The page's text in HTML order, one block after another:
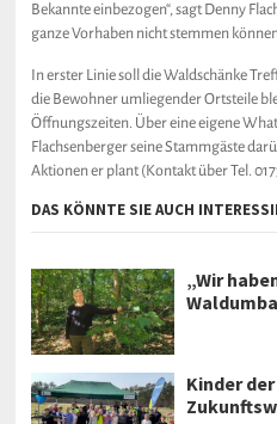
Bekannte einbezogen“, sagt Denny
ganze Vorhaben nicht stemmen
In erster Linie soll die Waldschänke
die Bewohner umliegender Ortsteile
Öffnungszeiten. Über eine eigene
Flachsenberger seine Stammgäste
Aktionen er plant (Kontakt über Tel.
DAS KÖNNTE SIE AUCH
„Wir
Kinder